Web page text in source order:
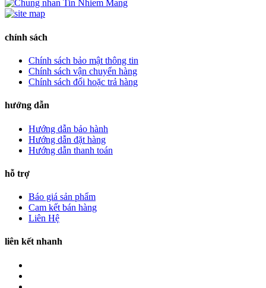
chính sách
Chính sách bảo mật thông tin
Chính sách vận chuyển hàng
Chính sách đổi hoặc trả hàng
hướng dẫn
Hướng dẫn bảo hành
Hướng dẫn đặt hàng
Hướng dẫn thanh toán
hỗ trợ
Báo giá sản phẩm
Cam kết bán hàng
Liên Hệ
liên kết nhanh